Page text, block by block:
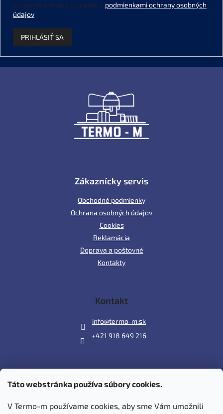
Táto webstránka používa súbory cookies.
V Termo-m používame cookies, aby sme Vám umožnili
Vložením e-mailu súhlasíte s podmienkami ochrany osobných
údajov.
PRIHLÁSIŤ SA
Zákaznícky servis
Obchodné podmienky
Ochrana osobných údajov
Cookies
Reklamácia
Doprava a poštovné
Kontakty
Kontakt
info@termo-m.sk
+421 918 649 216
Prijímame online platby